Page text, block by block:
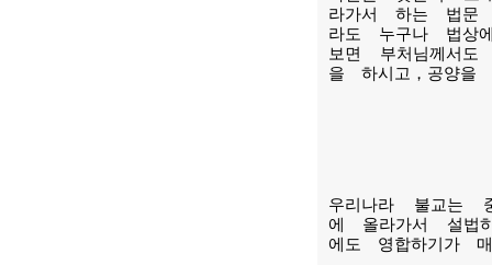
라가서 하는 법문
라도 누구나 법상
보면 부처님께서
을 하시고，공양
우리나라 불교는
에 올라가서 설법
에도 영합하기가